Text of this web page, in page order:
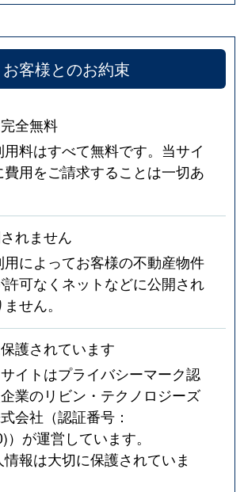
お客様とのお約束
全無料
料はすべて無料です。当サイ
費用をご請求することは一切あ
れません
によってお客様の不動産物件
可なくネットなどに公開され
せん。
護されています
イトはプライバシーマーク認
業のリビン・テクノロジーズ
会社（認証番号：
）が運営しています。
報は大切に保護されていま